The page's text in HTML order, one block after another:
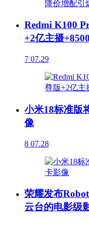
Redmi K100
+2亿主摄
7 07.29
小米18标准版
像
8 07.28
荣耀发布
云台的电影级